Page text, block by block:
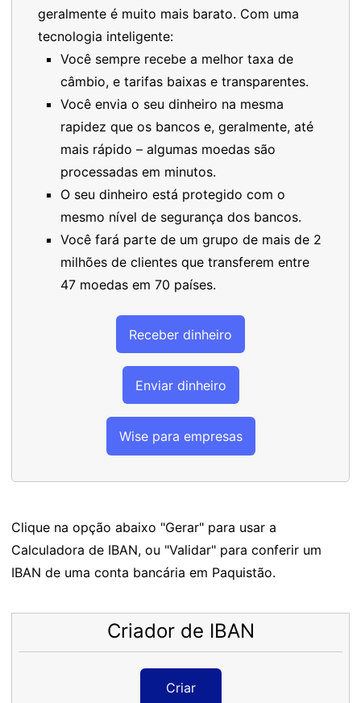
geralmente é muito mais barato. Com uma
tecnologia inteligente:
Você sempre recebe a melhor taxa de
câmbio, e tarifas baixas e transparentes.
Você envia o seu dinheiro na mesma
rapidez que os bancos e, geralmente, até
mais rápido – algumas moedas são
processadas em minutos.
O seu dinheiro está protegido com o
mesmo nível de segurança dos bancos.
Você fará parte de um grupo de mais de 2
milhões de clientes que transferem entre
47 moedas em 70 países.
Receber dinheiro
Enviar dinheiro
Wise para empresas
Clique na opção abaixo "Gerar" para usar a
Calculadora de IBAN, ou "Validar" para conferir um
IBAN de uma conta bancária em Paquistão.
Criador de IBAN
Criar